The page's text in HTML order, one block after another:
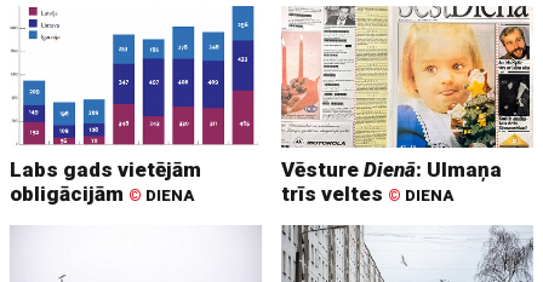
Labs gads vietējām
obligācijām © DIENA
VēstureDienā: Ulmaņa
trīs veltes © DIENA